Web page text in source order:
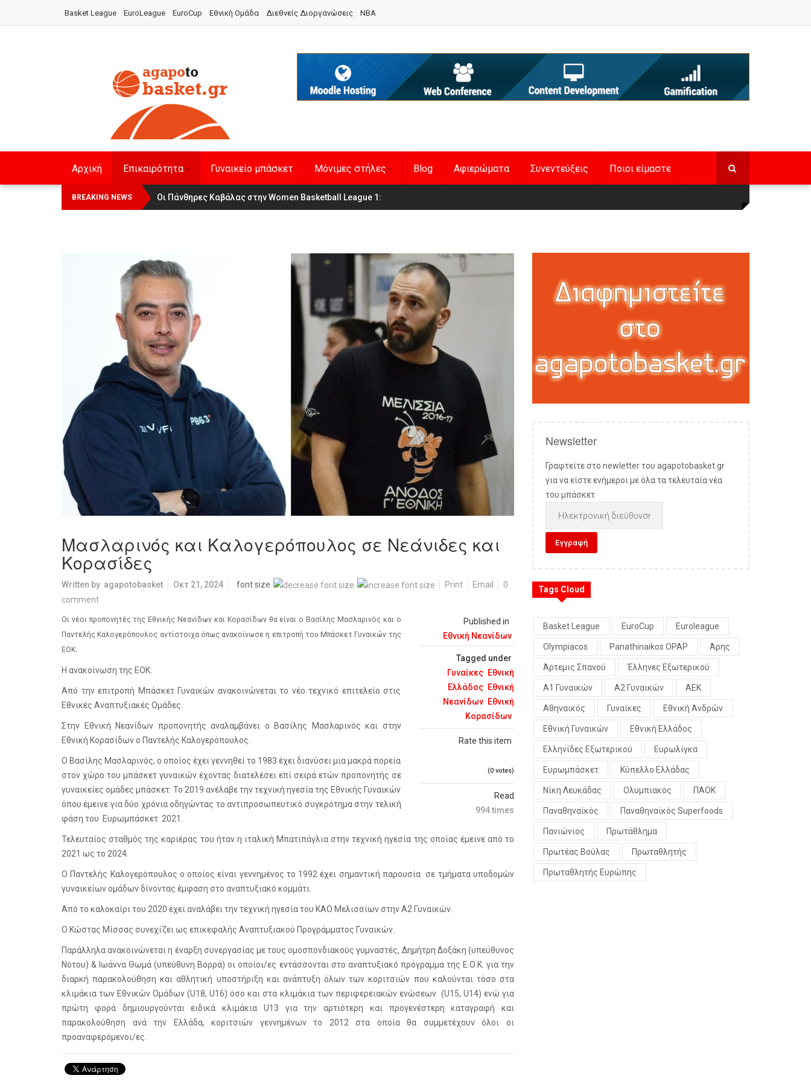
Basket League EuroLeague EuroCup Εθνική Ομάδα Διεθνείς Διοργανώσεις NBA
Αρχική Επικαιρότητα Γυναικείο μπάσκετ Μόνιμες στήλες Blog Αφιερώματα Συνεντεύξεις Ποιοι είμαστε
BREAKING NEWS Οι Πάνθηρες Καβάλας στην Women Basketball League 1 :
Αναχώρησε για τα Γιάννενα η Εθνική Γυναικών:
Μασλαρινός και Καλογερόπουλος σε Νεάνιδες και
Κορασίδες
Written by agapotobasket Οκτ 21, 2024 font size Print Email
0
comment
Published in
Εθνική Νεανίδων
Tagged under
Γυναίκες Εθνική
Ελλάδος Εθνική
Νεανίδων Εθνική
Κορασίδων
Rate this item
(0 votes)
Read
994 times
Οι νέοι προπονητές της Εθνικής Νεανίδων και Κορασίδων θα είναι ο Βασίλης Μασλαρινός και ο
Παντελής Καλογερόπουλος αντίστοιχα όπως ανακοίνωσε η επιτροπή του Μπάσκετ Γυναικών της
ΕΟΚ.
Η ανακοίνωση της ΕΟΚ:
Από την επιτροπή Μπάσκετ Γυναικών ανακοινώνεται το νέο τεχνικό επιτελείο στις
Εθνικές Αναπτυξιακές Ομάδες.
Στην Εθνική Νεανίδων προπονητής αναλαμβάνει ο Βασίλης Μασλαρινός και στην
Εθνική Κορασίδων ο Παντελής Καλογερόπουλος.
Ο Βασίλης Μασλαρινός, ο οποίος έχει γεννηθεί το 1983 έχει διανύσει μια μακρά πορεία
στον χώρο του μπάσκετ γυναικών έχοντας διατελέσει επί σειρά ετών προπονητής σε
γυναικείες ομάδες μπάσκετ. Το 2019 ανέλαβε την τεχνική ηγεσία της Εθνικής Γυναικών
όπου έμεινε για δύο χρόνια οδηγώντας το αντιπροσωπευτικό συγκρότημα στην τελική
φάση του Ευρωμπάσκετ 2021.
Τελευταίος σταθμός της καριέρας του ήταν η ιταλική Μπατιπάγλια στην τεχνική ηγεσία της οποίας έμεινε από το
2021 ως το 2024.
Ο Παντελής Καλογερόπουλος ο οποίος είναι γεννημένος το 1992 έχει σημαντική παρουσία σε τμήματα υποδομών
γυναικείων ομάδων δίνοντας έμφαση στο αναπτυξιακό κομμάτι.
Από το καλοκαίρι του 2020 έχει αναλάβει την τεχνική ηγεσία του ΚΑΟ Μελισσίων στην Α2 Γυναικών.
Ο Κώστας Μίσσας συνεχίζει ως επικεφαλής Αναπτυξιακού Προγράμματος Γυναικών.
Παράλληλα ανακοινώνεται η έναρξη συνεργασίας με τους ομοσπονδιακούς γυμναστές, Δημήτρη Δοξάκη (υπεύθυνος
Νότου) & Ιωάννα Θωμά (υπεύθυνη Βορρά) οι οποίοι/ες εντάσσονται στο αναπτυξιακό πρόγραμμα της Ε.Ο.Κ. για την
διαρκή παρακολούθηση και αθλητική υποστήριξη και ανάπτυξη όλων των κοριτσιών που καλούνται τόσο στα
κλιμάκια των Εθνικών Ομάδων (U18, U16) όσο και στα κλιμάκια των περιφερειακών ενώσεων (U15, U14) ενώ για
πρώτη φορά δημιουργούνται ειδικά κλιμάκια U13 για την αρτιότερη και προγενέστερη καταγραφή και
παρακολούθηση ανά την Ελλάδα, κοριτσιών γεννημένων το 2012 στα οποία θα συμμετέχουν όλοι οι
προαναφερόμενοι/ες.
Newsletter
Γραφτείτε στο newletter του agapotobasket.gr
για να είστε ενήμεροι με όλα τα τελευταία νέα
του μπάσκετ
Tags Cloud
Basket League EuroCup Euroleague
Olympiacos Panathinaikos OPAP Άρης
Άρτεμις Σπανού Έλληνες Εξωτερικού
Α1 Γυναικών Α2 Γυναικών ΑΕΚ
Αθηναικός Γυναίκες Εθνική Ανδρών
Εθνική Γυναικών Εθνική Ελλάδος
Ελληνίδες Εξωτερικού Ευρωλίγκα
Ευρωμπάσκετ Κύπελλο Ελλάδας
Νίκη Λευκάδας Ολυμπιακός ΠΑΟΚ
Παναθηναϊκός Παναθηναϊκός Superfoods
Πανιώνιος Πρωτάθλημα
Πρωτέας Βούλας Πρωταθλητής
Πρωταθλητής Ευρώπης